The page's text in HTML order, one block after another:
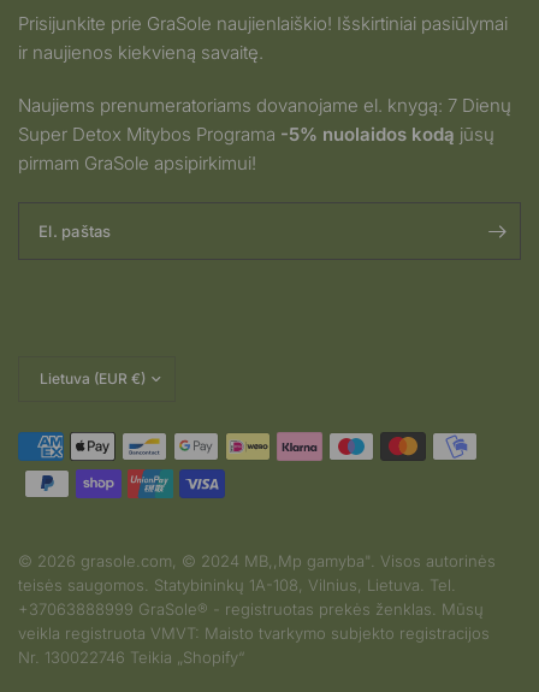
Prisijunkite prie GraSole naujienlaiškio! Išskirtiniai pasiūlymai
ir naujienos kiekvieną savaitę.
Naujiems prenumeratoriams dovanojame el. knygą: 7 Dienų
Super Detox Mitybos Programa -5% nuolaidos kodą jūsų
pirmam GraSole apsipirkimui!
El. paštas
© 2026 grasole.com, © 2024 MB,,Mp gamyba". Visos autorinės
teisės saugomos. Statybininkų 1A-108, Vilnius, Lietuva. Tel.
+37063888999 GraSole® - registruotas prekės ženklas. Mūsų
veikla registruota VMVT: Maisto tvarkymo subjekto registracijos
Nr. 130022746 Teikia „Shopify“
2026-08-03
S.G iš Lithuania
įvertino produktą
Dar tik savaite